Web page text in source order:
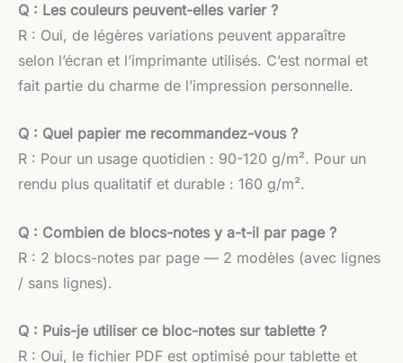
Q : Les couleurs peuvent-elles varier ?
R : Oui, de légères variations peuvent apparaître
selon l’écran et l’imprimante utilisés. C’est normal et
fait partie du charme de l’impression personnelle.
Q : Quel papier me recommandez-vous ?
R : Pour un usage quotidien : 90-120 g/m². Pour un
rendu plus qualitatif et durable : 160 g/m².
Q : Combien de blocs-notes y a-t-il par page ?
R : 2 blocs-notes par page — 2 modèles (avec lignes
/ sans lignes).
Q : Puis-je utiliser ce bloc-notes sur tablette ?
R : Oui, le fichier PDF est optimisé pour tablette et